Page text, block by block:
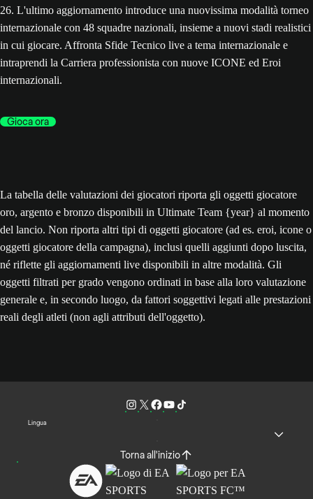
26. L'ultimo aggiornamento introduce una nuovissima modalità torneo
internazionale con 48 squadre nazionali, insieme a nuovi stadi realistici
in cui giocare. Affronta Sfide Tecnico live a tema internazionale e
intraprendi la Carriera professionista con nuove ICONE ed Eroi
internazionali.
Gioca ora
La tabella delle valutazioni dei giocatori riporta gli oggetti giocatore
oro, argento e bronzo disponibili in Ultimate Team {year} al momento
del lancio. Non riporta altri tipi di oggetti giocatore (ad es. eroi, icone o
oggetti giocatore della campagna), inclusi quelli aggiunti dopo luscita,
né riflette gli aggiornamenti live disponibili in altre modalità. Gli
oggetti filtrati per grado vengono ordinati in base alla loro valutazione
generale e, in secondo luogo, da fattori soggettivi legati alle prestazioni
reali degli atleti (non agli attributi dell'oggetto).
Lingua
Torna all'inizio